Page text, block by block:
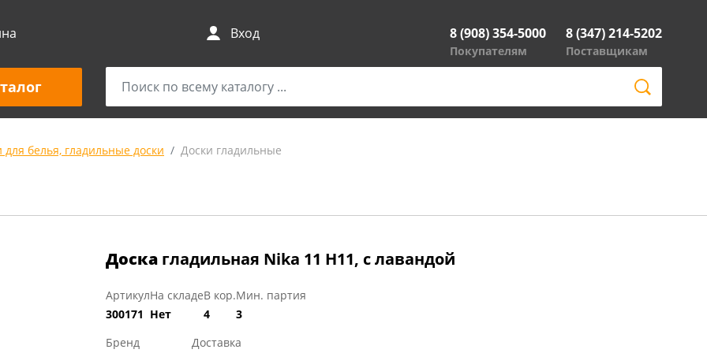
Вход 8 (908) 354-5000
Покупателям
8 (347) 214-5202
Поставщикам
белья, гладильные доски Доски гладильные
Доска гладильная Nika 11 Н11, с лавандой
Артикул
300171
На складе
Нет
В кор.
4
Мин. партия
3
Бренд
Доставка